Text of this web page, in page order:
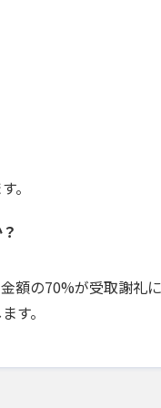
。
額の70%が受取謝礼に
す。